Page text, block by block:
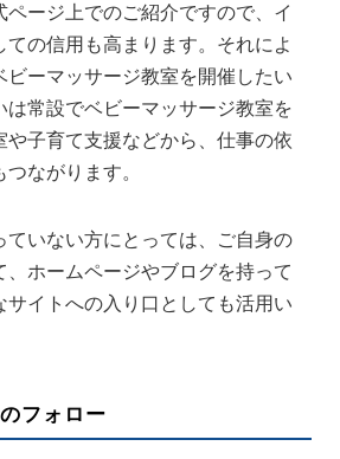
ページ上でのご紹介ですので、イ
ての信用も高まります。それによ
ビーマッサージ教室を開催したい
は常設でベビーマッサージ教室を
や子育て支援などから、仕事の依
ながります。
ていない方にとっては、ご自身の
ホームページやブログを持って
サイトへの入り口としても活用い
フォロー